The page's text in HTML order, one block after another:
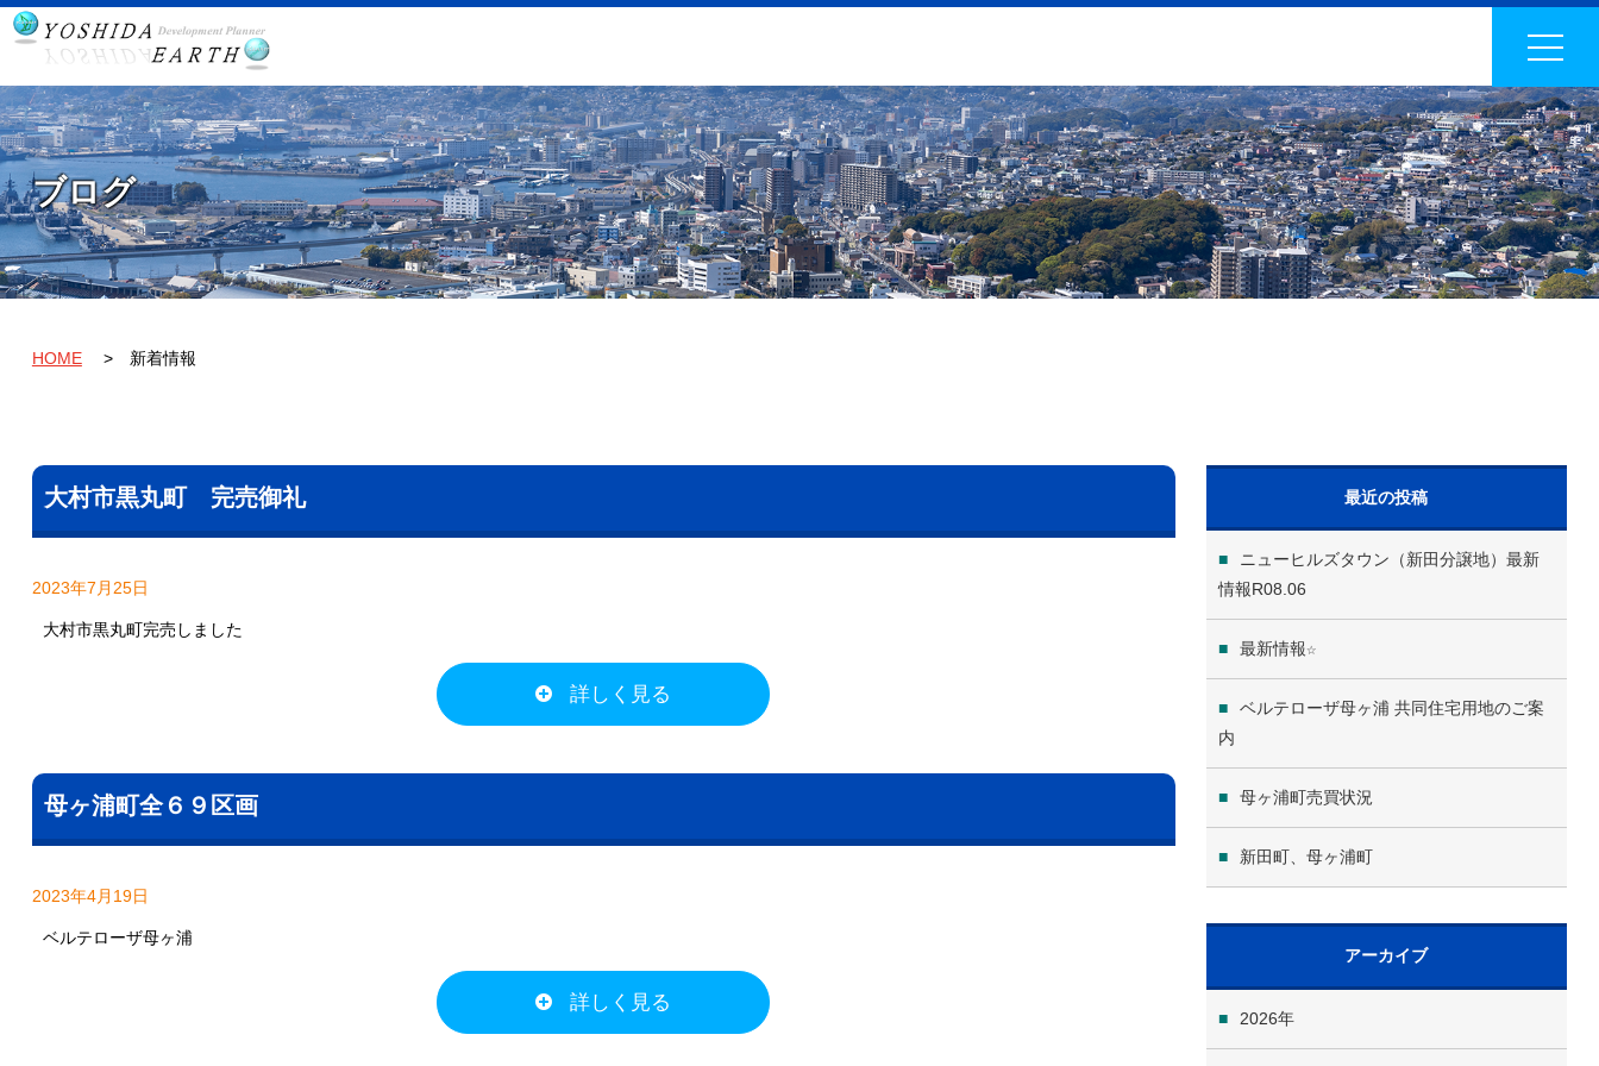
ブログ
HOME 新着情報
大村市黒丸町 完売御礼
2023年7月25日
大村市黒丸町完売しました
詳しく見る
母ヶ浦町全６９区画
2023年4月19日
ベルテローザ母ヶ浦
詳しく見る
最近の投稿
ニューヒルズタウン（新田分譲地）最新
情報R08.06
最新情報☆
ベルテローザ母ヶ浦 共同住宅用地のご案
内
母ヶ浦町売買状況
新田町、母ヶ浦町
アーカイブ
2026